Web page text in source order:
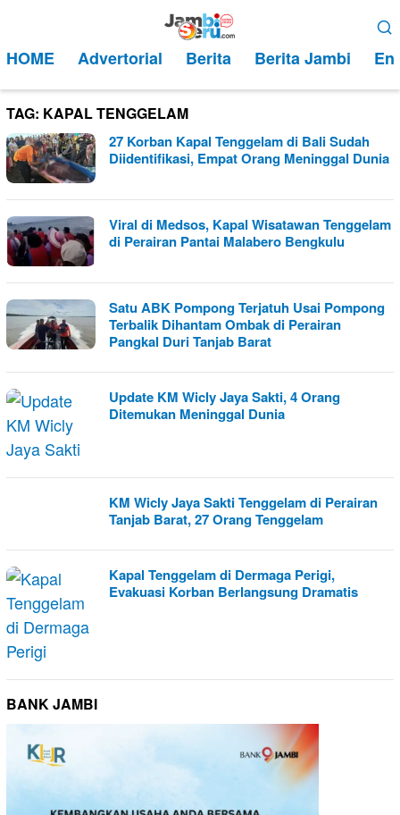
kontenMobile
HOME Advertorial Berita Berita Jambi
TAG: KAPAL TENGGELAM
27 Korban Kapal Tenggelam di Bali Sudah
Diidentifikasi, Empat Orang Meninggal Dunia
Viral di Medsos, Kapal Wisatawan Tenggelam
di Perairan Pantai Malabero Bengkulu
Satu ABK Pompong Terjatuh Usai Pompong
Terbalik Dihantam Ombak di Perairan
Pangkal Duri Tanjab Barat
Update KM Wicly Jaya Sakti, 4 Orang
Ditemukan Meninggal Dunia
KM Wicly Jaya Sakti Tenggelam di Perairan
Tanjab Barat, 27 Orang Tenggelam
Kapal Tenggelam di Dermaga Perigi,
Evakuasi Korban Berlangsung Dramatis
BANK JAMBI